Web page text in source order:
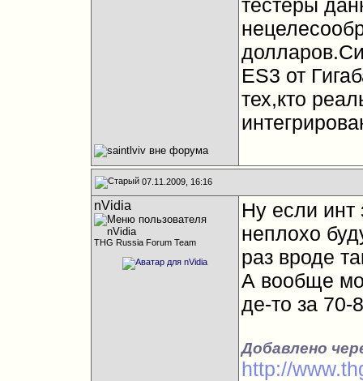
тестеры
ES3 от
тех,кто
07.11.2009, 16:16
nVidia
THG Russia Forum Team
Ну если инт
неплохо
раз вроде
А вообще
де-то за 70-
Добавлено
http://